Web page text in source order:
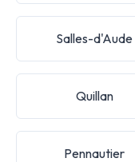
Salles-d'Aude
Quillan
Pennautier